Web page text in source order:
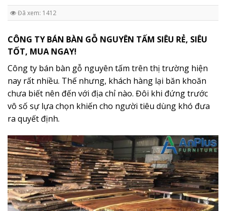
Đã xem: 1412
CÔNG TY BÁN BÀN GỖ NGUYÊN TẤM SIÊU RẺ, SIÊU
TỐT, MUA NGAY!
Công ty bán bàn gỗ nguyên tấm trên thị trường hiện
nay rất nhiều. Thế nhưng, khách hàng lại băn khoăn
chưa biết nên đến với địa chỉ nào. Đôi khi đứng trước
vô số sự lựa chọn khiến cho người tiêu dùng khó đưa
ra quyết định.